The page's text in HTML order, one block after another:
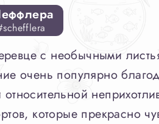
с необычными
очень популярно
которые прекрасно